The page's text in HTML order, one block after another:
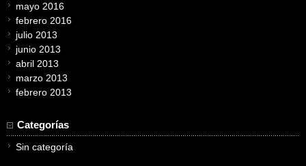
mayo 2016
febrero 2016
julio 2013
junio 2013
abril 2013
marzo 2013
febrero 2013
Categorías
Sin categoría